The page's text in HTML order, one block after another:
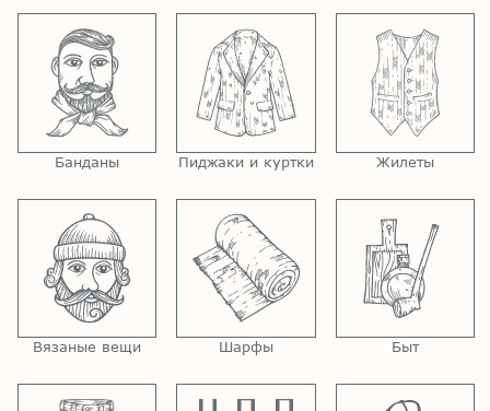
Банданы Пиджаки и куртки Жилеты
Вязаные вещи Шарфы Быт